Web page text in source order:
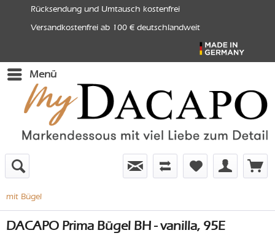
Rücksendung und Umtausch kostenfrei
Versandkostenfrei ab 100 € deutschlandweit
Menü
mit Bügel
DACAPO Prima Bügel BH - vanilla, 95E